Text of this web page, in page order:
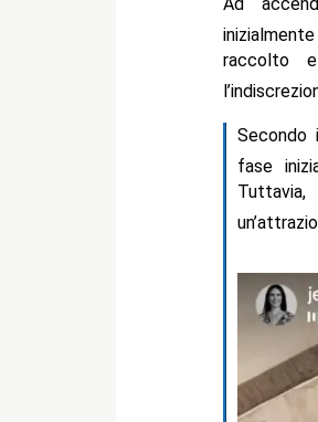
raccolto
Secondo
fase